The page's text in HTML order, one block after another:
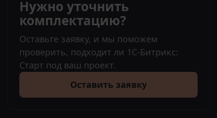
Нужно уточнить
комплектацию?
Оставьте заявку, и мы поможем
проверить, подходит ли 1С-Битрикс:
Старт под ваш проект.
Оставить заявку